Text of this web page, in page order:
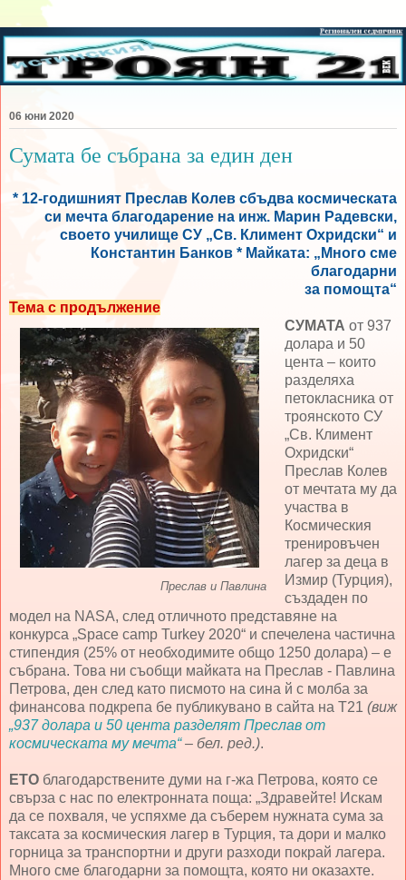
06 юни 2020
Сумата бе събрана за един ден
* 12-годишният Преслав Колев сбъдва космическата
си мечта благодарение на инж. Марин Радевски,
своето училище СУ „Св. Климент Охридски“ и
Константин Банков * Майката: „Много сме
благодарни
за помощта“
Тема с продължение
Преслав и Павлина
СУМАТА от 937
долара и 50
цента – които
разделяха
петокласника от
троянското СУ
„Св. Климент
Охридски“
Преслав Колев
от мечтата му да
участва в
Космическия
тренировъчен
лагер за деца в
Измир (Турция),
създаден по
модел на NASA, след отличното представяне на
конкурса „Space camp Turkey 2020“ и спечелена частична
стипендия (25% от необходимите общо 1250 долара) – е
събрана. Това ни съобщи майката на Преслав - Павлина
Петрова, ден след като писмото на сина й с молба за
финансова подкрепа бе публикувано в сайта на Т21 (виж
„937 долара и 50 цента разделят Преслав от
космическата му мечта“– бел. ред.).
ЕТО благодарствените думи на г-жа Петрова, която се
свърза с нас по електронната поща: „Здравейте! Искам
да се похваля, че успяхме да съберем нужната сума за
таксата за космическия лагер в Турция, та дори и малко
горница за транспортни и други разходи покрай лагера.
Много сме благодарни за помощта, която ни оказахте.